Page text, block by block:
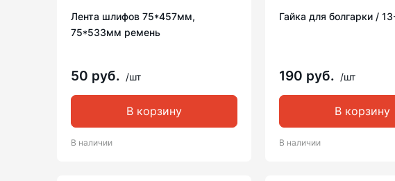
Лента шлифов 75*457мм,
75*533мм ремень
50 руб. /шт
В корзину
В наличии
Гайка для болгарки /
190 руб. /шт
В корзину
В наличии